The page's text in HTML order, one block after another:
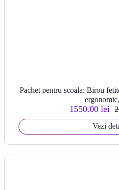
Pachet pentru scoala: Birou
1550.00 lei
Vezi